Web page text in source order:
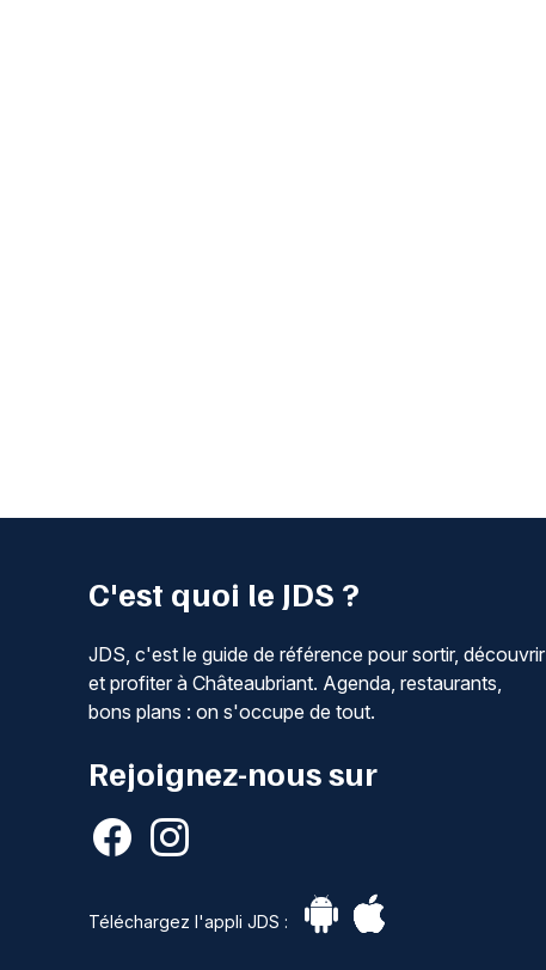
C'est quoi le JDS ?
JDS, c'est le guide de référence pour sortir, découvrir
et profiter à Châteaubriant. Agenda, restaurants,
bons plans : on s'occupe de tout.
Rejoignez-nous sur
Téléchargez l'appli JDS :